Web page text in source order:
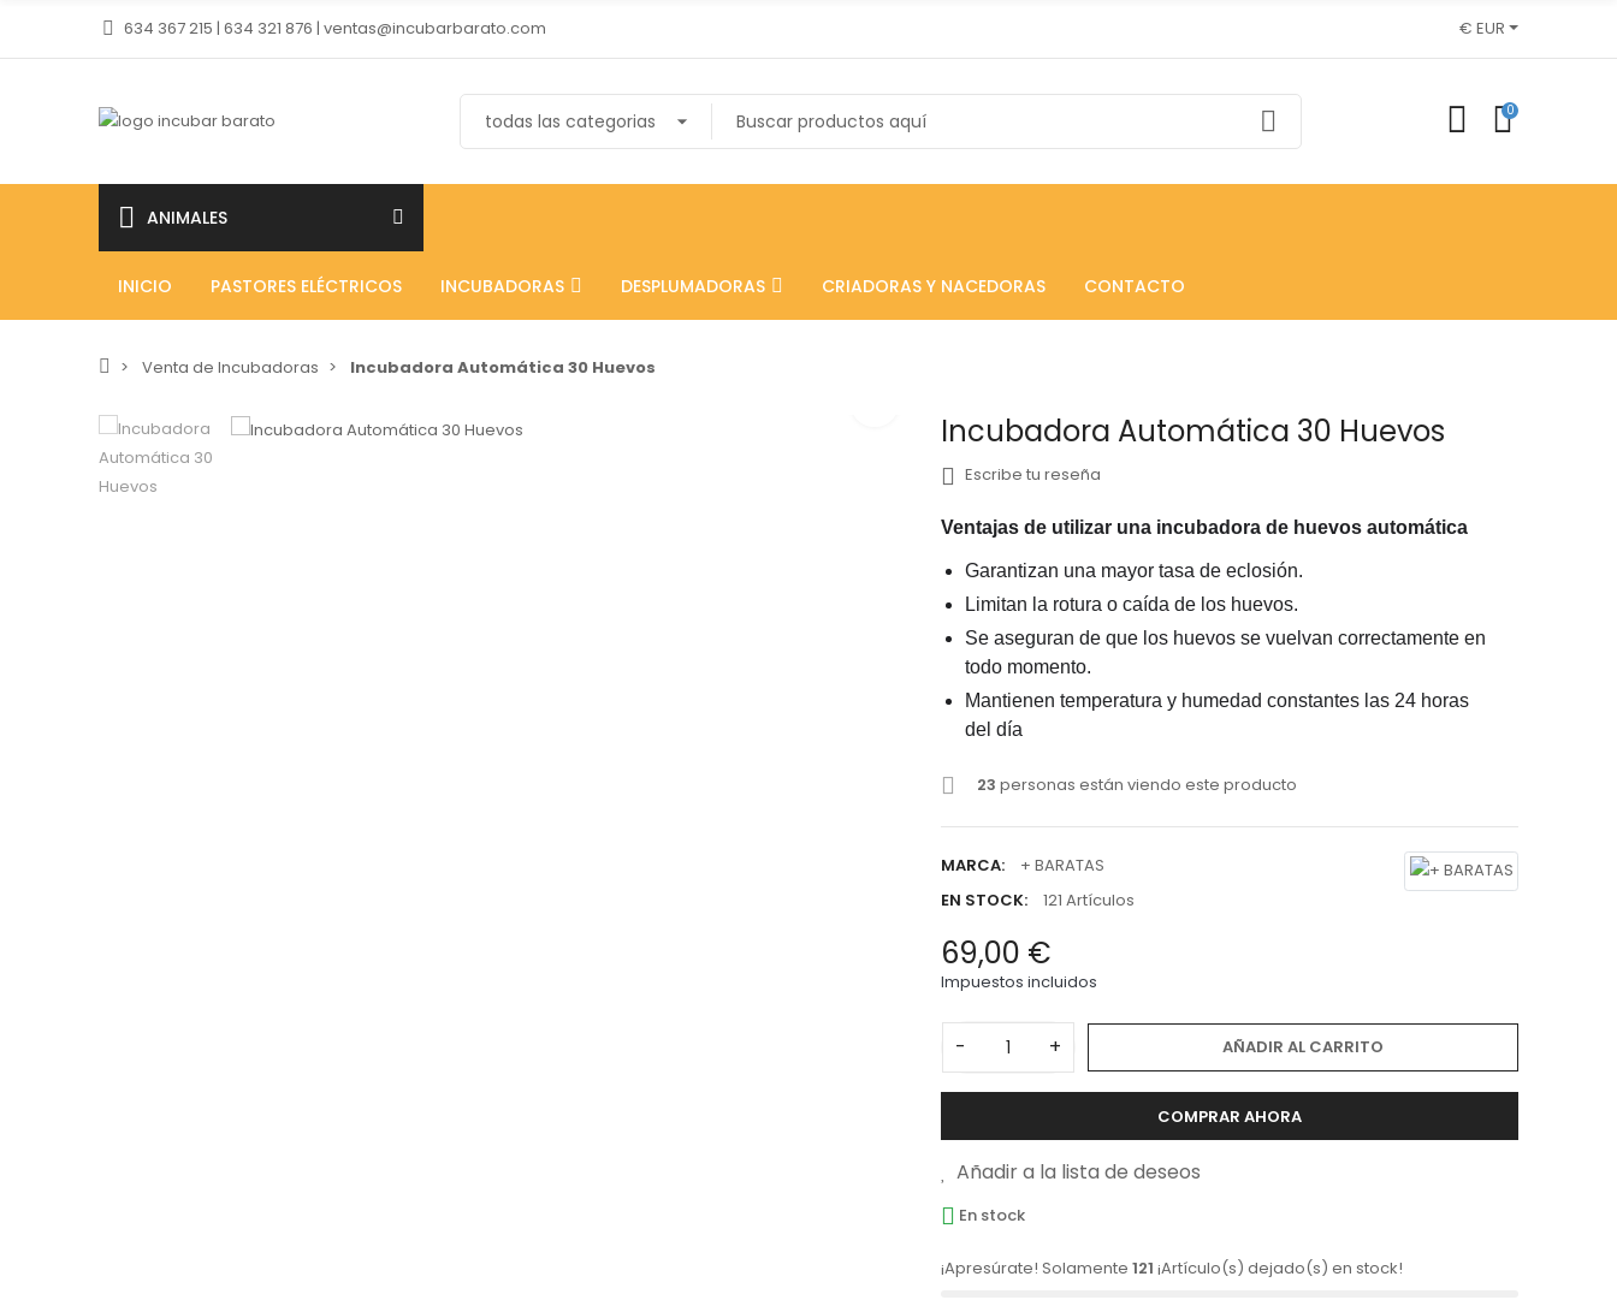
634 367 215 | 634 321 876 | ventas@incubarbarato.com € EUR
0
ANIMALES
INICIO PASTORES ELÉCTRICOS INCUBADORAS DESPLUMADORAS CRIADORAS Y NACEDORAS CONTACTO
Venta de Incubadoras Incubadora Automática 30 Huevos
Incubadora Automática 30 Huevos
Escribe tu reseña
Ventajasde utilizar una incubadorade huevos automática
Garantizan una mayor tasa de eclosión.
Limitan la rotura o caída de los huevos.
Se aseguran de que los huevos se vuelvan correctamente en
todo momento.
Mantienen temperatura y humedad constantes las 24 horas
del día
23 personas están viendo este producto
MARCA:
+ BARATAS
EN STOCK:
121 Artículos
69,00 €
Impuestos incluidos
- + AÑADIR AL CARRITO
COMPRAR AHORA
Añadir a la lista de deseos
En stock
¡Apresúrate! Solamente 121 ¡Artículo(s) dejado(s) en stock!